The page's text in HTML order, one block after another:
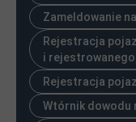
Zameldowanie
Rejestracja
i rejestrowanego
Rejestracja
Wtórnik dowodu